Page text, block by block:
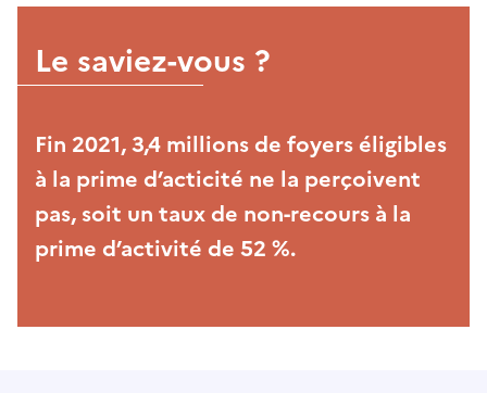
Le saviez-vous ?
Fin 2021, 3,4 millions de foyers éligibles
à la prime d’acticité ne la perçoivent
pas, soit un taux de non-recours à la
prime d’activité de 52 %.